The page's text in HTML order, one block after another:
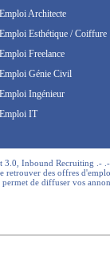
Emploi Architecte
Emploi Esthétique / Coiffure
Emploi Freelance
Emploi Génie Civil
Emploi Ingénieur
Emploi IT
3.0, Inbound Recruiting .-
retrouver des offres
de diffuser vos